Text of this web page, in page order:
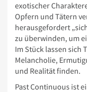
exotischer
Opfern und Tätern
herausgefordert
zu überwinden, um
Im Stück lassen sich
Melancholie,
und Realität finden.
Past Continuous ist